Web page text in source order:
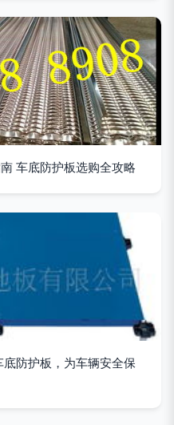
车底防护板选购全攻略
防护板，为车辆安全保